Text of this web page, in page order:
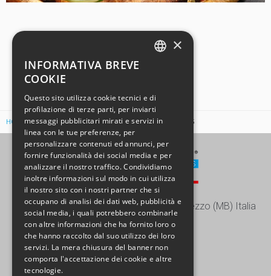
HOME NEWS & PRESS EUROPRODOTTI A IFFA 2025
Via Europa, 15/17/19 - 20863 Concorezzo (MB) Italia
+39 039 604.28.22
info@europrodotti.it
ENGLISH
GERMAN
SPANISH
CHINESE (SIMPLIFIED)
×
INFORMATIVA BREVE
COOKIE
Questo sito utilizza cookie tecnici e di
profilazione di terze parti, per inviarti
messaggi pubblicitari mirati e servizi in
linea con le tue preferenze, per
personalizzare contenuti ed annunci, per
fornire funzionalità dei social media e per
analizzare il nostro traffico. Condividiamo
inoltre informazioni sul modo in cui utilizza
il nostro sito con i nostri partner che si
occupano di analisi dei dati web, pubblicità e
social media, i quali potrebbero combinarle
con altre informazioni che ha fornito loro o
che hanno raccolto dal suo utilizzo dei loro
servizi. La mera chiusura del banner non
comporta l'accettazione dei cookie e altre
tecnologie.